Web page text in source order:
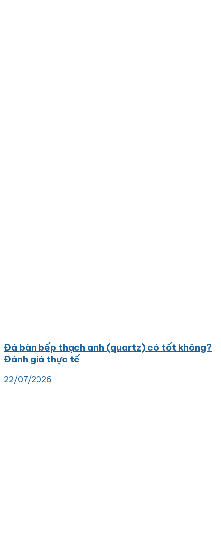
Đá bàn bếp thạch anh (quartz) có tốt không?
Đánh giá thực tế
22/07/2026